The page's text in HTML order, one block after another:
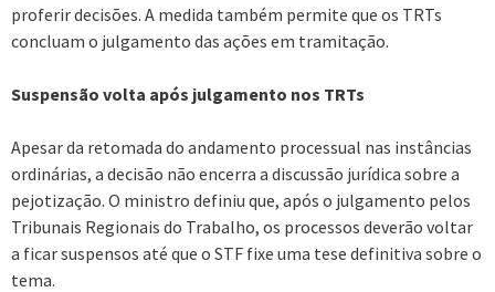
proferir decisões. A medida também permite que os TRTs
concluam o julgamento das ações em tramitação.
Suspensão volta após julgamento nos TRTs
Apesar da retomada do andamento processual nas instâncias
ordinárias, a decisão não encerra a discussão jurídica sobre a
pejotização. O ministro definiu que, após o julgamento pelos
Tribunais Regionais do Trabalho, os processos deverão voltar
a ficar suspensos até que o STF fixe uma tese definitiva sobre o
tema.